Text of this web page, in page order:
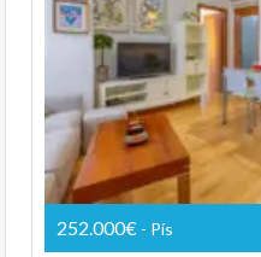
252.000€ - Pís